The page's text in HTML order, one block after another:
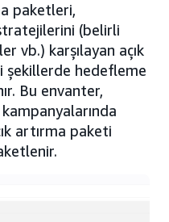
paketleri,
(belirli
vb.) karşılayan açık
şekillerde hedefleme
Bu envanter,
artırma paketi